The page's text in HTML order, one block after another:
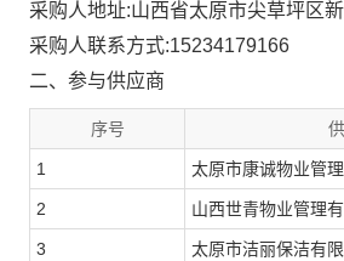
采购人地址:山西省太原市尖草坪区
采购人联系方式:15234179166
二、参与供应商
序号
1 太原市康诚物业管
2 山西世青物业管理
3 太原市洁丽保洁有